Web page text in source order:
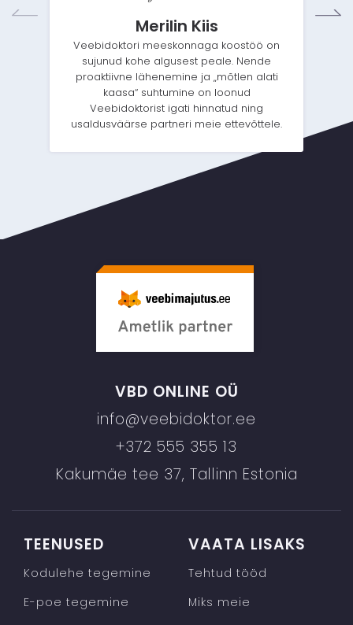
Merilin Kiis
Veebidoktori meeskonnaga koostöö on
sujunud kohe algusest peale. Nende
proaktiivne lähenemine ja „mõtlen alati
kaasa“ suhtumine on loonud
Veebidoktorist igati hinnatud ning
usaldusväärse partneri meie ettevõttele.
VBD ONLINE OÜ
info@veebidoktor.ee
+372 555 355 13
Kakumäe tee 37, Tallinn Estonia
TEENUSED
Kodulehe tegemine
E-poe tegemine
VAATA LISAKS
Tehtud tööd
Miks meie